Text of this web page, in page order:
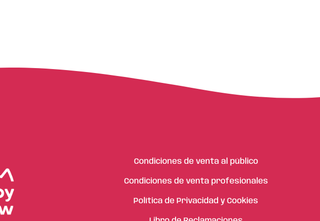
Condiciones de venta al público
Condiciones de venta profesionales
Política de Privacidad y Cookies